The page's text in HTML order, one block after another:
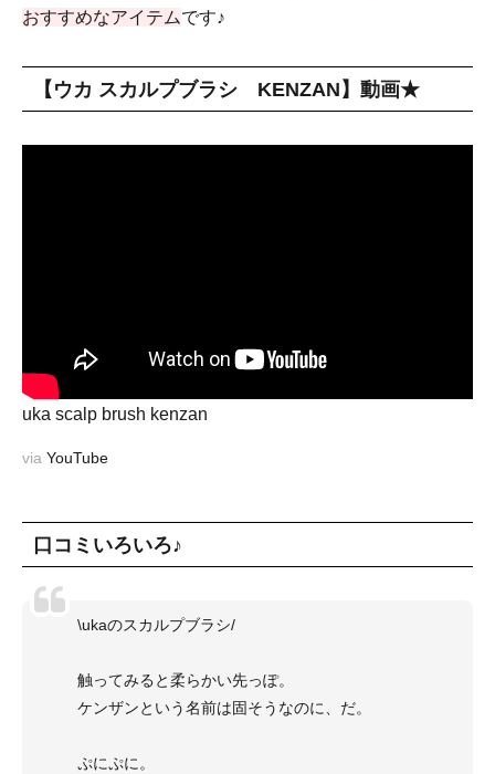
おすすめなアイテムです♪
【ウカ スカルプブラシ KENZAN】動画★
uka scalp brush kenzan
via YouTube
口コミいろいろ♪
\ukaのスカルプブラシ/
触ってみると柔らかい先っぽ。
ケンザンという名前は固そうなのに、だ。
ぷにぷに。